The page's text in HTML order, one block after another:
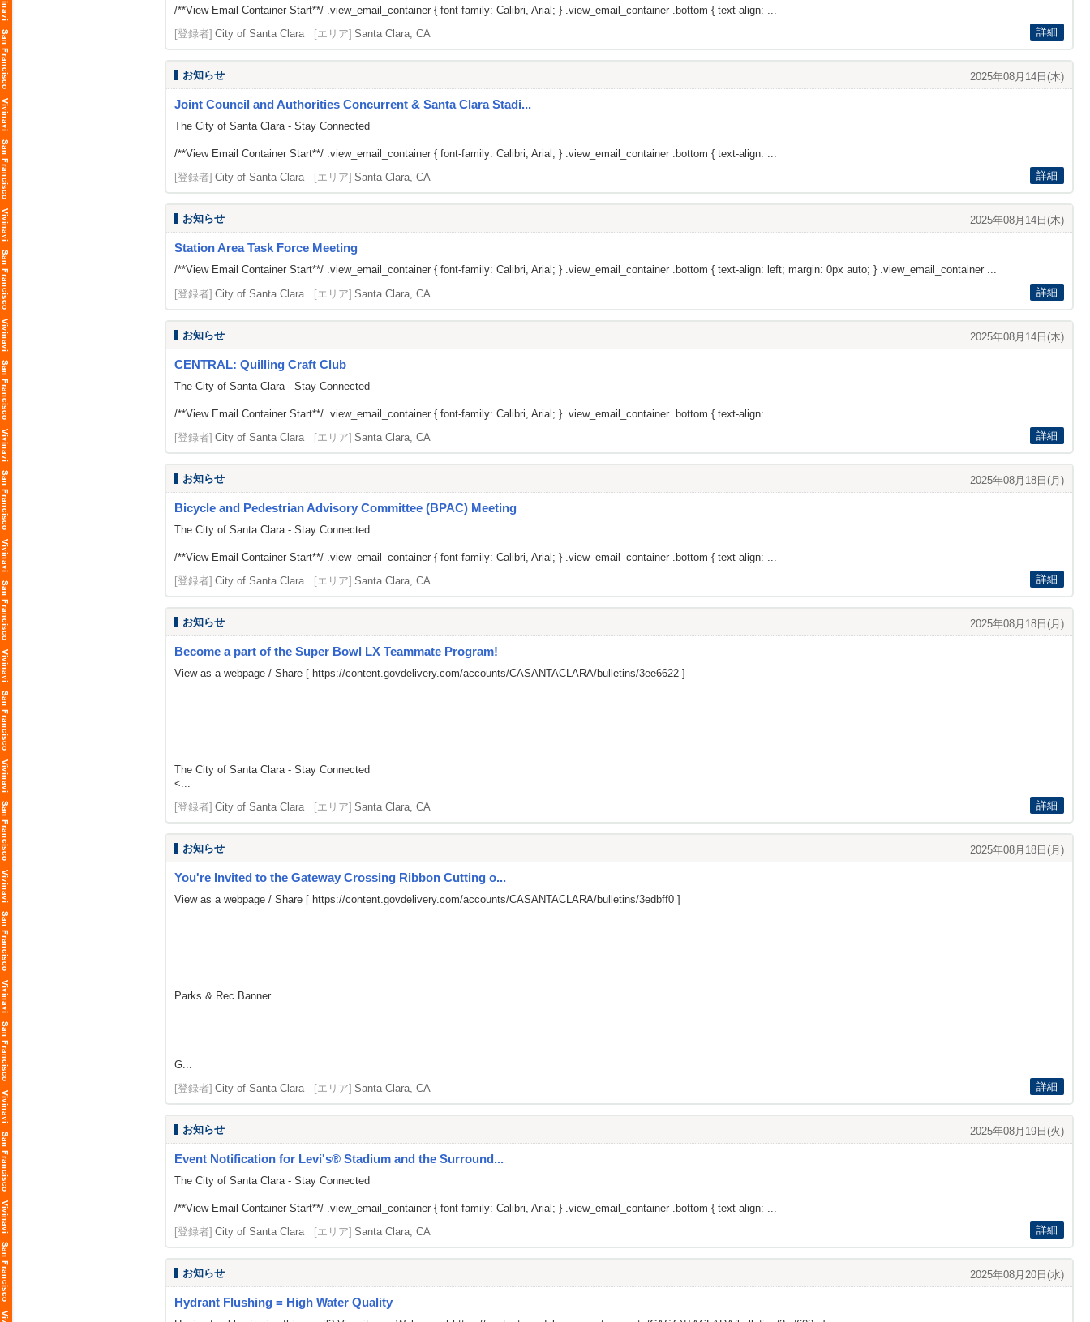
/**View Email Container Start**/ .view_email_container { font-family: Calibri, Arial; } .view_email_container .bottom { text-align: ...
[登録者] City of Santa Clara [エリア] Santa Clara, CA 詳細
お知らせ 2025年08月14日(木)
Joint Council and Authorities Concurrent & Santa Clara Stadi...
The City of Santa Clara - Stay Connected
/**View Email Container Start**/ .view_email_container { font-family: Calibri, Arial; } .view_email_container .bottom { text-align: ...
[登録者] City of Santa Clara [エリア] Santa Clara, CA 詳細
お知らせ 2025年08月14日(木)
Station Area Task Force Meeting
/**View Email Container Start**/ .view_email_container { font-family: Calibri, Arial; } .view_email_container .bottom { text-align: left; margin: 0px auto; } .view_email_container ...
[登録者] City of Santa Clara [エリア] Santa Clara, CA 詳細
お知らせ 2025年08月14日(木)
CENTRAL: Quilling Craft Club
The City of Santa Clara - Stay Connected
/**View Email Container Start**/ .view_email_container { font-family: Calibri, Arial; } .view_email_container .bottom { text-align: ...
[登録者] City of Santa Clara [エリア] Santa Clara, CA 詳細
お知らせ 2025年08月18日(月)
Bicycle and Pedestrian Advisory Committee (BPAC) Meeting
The City of Santa Clara - Stay Connected
/**View Email Container Start**/ .view_email_container { font-family: Calibri, Arial; } .view_email_container .bottom { text-align: ...
[登録者] City of Santa Clara [エリア] Santa Clara, CA 詳細
お知らせ 2025年08月18日(月)
Become a part of the Super Bowl LX Teammate Program!
View as a webpage / Share [ https://content.govdelivery.com/accounts/CASANTACLARA/bulletins/3ee6622 ]
The City of Santa Clara - Stay Connected
<...
[登録者] City of Santa Clara [エリア] Santa Clara, CA 詳細
お知らせ 2025年08月18日(月)
You're Invited to the Gateway Crossing Ribbon Cutting o...
View as a webpage / Share [ https://content.govdelivery.com/accounts/CASANTACLARA/bulletins/3edbff0 ]
Parks & Rec Banner
G...
[登録者] City of Santa Clara [エリア] Santa Clara, CA 詳細
お知らせ 2025年08月19日(火)
Event Notification for Levi's® Stadium and the Surround...
The City of Santa Clara - Stay Connected
/**View Email Container Start**/ .view_email_container { font-family: Calibri, Arial; } .view_email_container .bottom { text-align: ...
[登録者] City of Santa Clara [エリア] Santa Clara, CA 詳細
お知らせ 2025年08月20日(水)
Hydrant Flushing = High Water Quality